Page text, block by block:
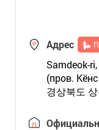
Адрес
Samdeok-
(пров.
경상북도